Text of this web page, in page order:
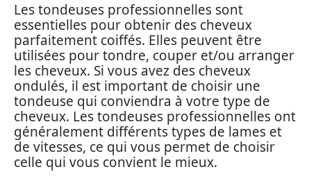
Les tondeuses professionnelles sont
essentielles pour obtenir des cheveux
parfaitement coiffés. Elles peuvent être
utilisées pour tondre, couper et/ou arranger
les cheveux. Si vous avez des cheveux
ondulés, il est important de choisir une
tondeuse qui conviendra à votre type de
cheveux. Les tondeuses professionnelles ont
généralement différents types de lames et
de vitesses, ce qui vous permet de choisir
celle qui vous convient le mieux.